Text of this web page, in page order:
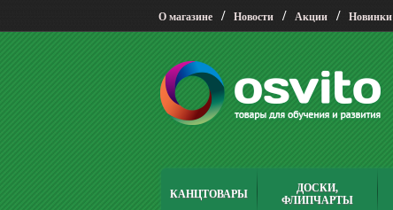
О магазине / Новости / Акции / Новинки
КАНЦТОВАРЫ
ДОСКИ,
ФЛИПЧАРТЫ